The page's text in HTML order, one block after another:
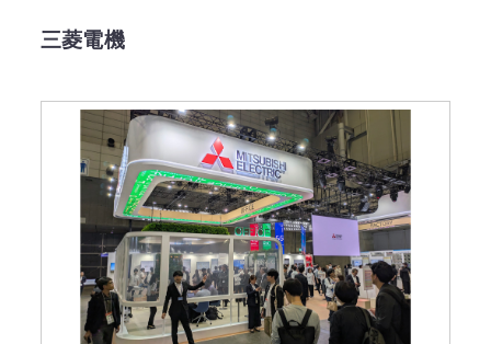
三菱電機